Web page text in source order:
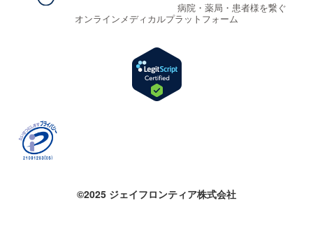
病院・薬局・患者様を繋ぐ
オンラインメディカルプラットフォーム
©2025 ジェイフロンティア株式会社